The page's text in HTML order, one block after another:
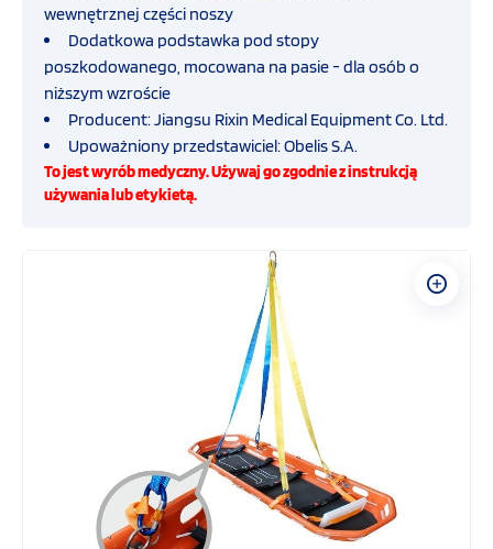
Nosze ratunkowe i specjalistyczne
Deski ortopedyczne
Systemy stabilizujące i i unieruchamiające
Systemy ochrony biologicznej
Ubranie ratownika medycznego
Plecak ratownika medycznego
Opatrunki na oparzenia Water Jel
wewnętrznej części noszy
Dodatkowa podstawka pod stopy
poszkodowanego, mocowana na pasie - dla osób o
niższym wzroście
Producent: Jiangsu Rixin Medical Equipment Co. Ltd.
Upoważniony przedstawiciel: Obelis S.A.
To jest wyrób medyczny. Używaj go zgodnie z instrukcją
używania lub etykietą.